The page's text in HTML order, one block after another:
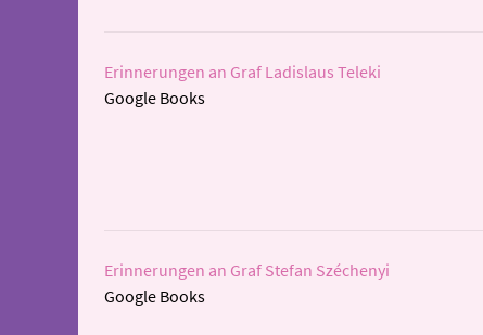
Erinnerungen an Graf Ladislaus Teleki
Google Books
Erinnerungen an Graf Stefan Széchenyi
Google Books